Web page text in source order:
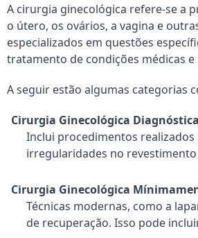
A cirurgia ginecológica refere-se a
o útero, os ovários, a vagina e
especializados em questões
tratamento de condições médicas
A seguir estão algumas categorias
Cirurgia Ginecológica
Inclui procedimentos
irregularidades no
Cirurgia Ginecológica
Técnicas modernas, como a
de recuperação. Isso pode